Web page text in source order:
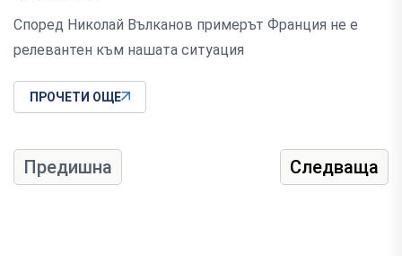
Според Николай Вълканов примерът Франция не е
релевантен към нашата ситуация
ПРОЧЕТИ ОЩЕ
Предишна Следваща